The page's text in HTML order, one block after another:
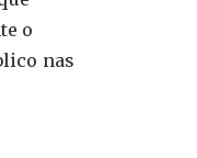
o
nas